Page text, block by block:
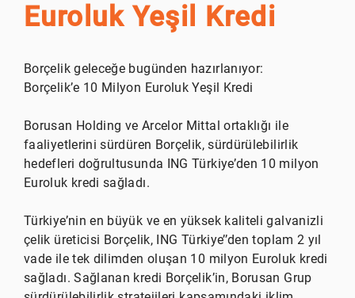
Euroluk Yeşil Kredi
Borçelik geleceğe bugünden hazırlanıyor:
Borçelik’e 10 Milyon Euroluk Yeşil Kredi
Borusan Holding ve Arcelor Mittal ortaklığı ile
faaliyetlerini sürdüren Borçelik, sürdürülebilirlik
hedefleri doğrultusunda ING Türkiye’den 10 milyon
Euroluk kredi sağladı.
Türkiye’nin en büyük ve en yüksek kaliteli galvanizli
çelik üreticisi Borçelik, ING Türkiye’’den toplam 2 yıl
vade ile tek dilimden oluşan 10 milyon Euroluk kredi
sağladı. Sağlanan kredi Borçelik’in, Borusan Grup